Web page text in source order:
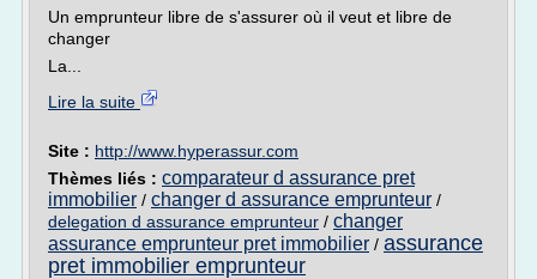
Un emprunteur libre de s'assurer où il veut et libre de
changer
La...
Lire la suite
Site : http://www.hyperassur.com
Thèmes liés : comparateur d assurance pret
immobilier / changer d assurance emprunteur /
delegation d assurance emprunteur / changer
assurance emprunteur pret immobilier / assurance
pret immobilier emprunteur